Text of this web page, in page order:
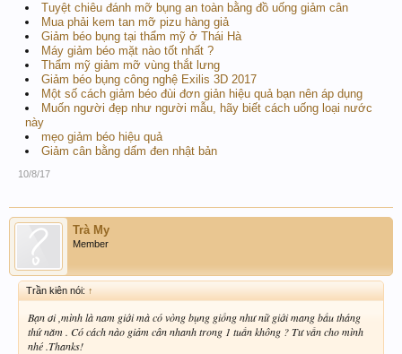
Tuyệt chiêu đánh mỡ bụng an toàn bằng đồ uống giảm cân
Mua phải kem tan mỡ pizu hàng giả
Giảm béo bụng tại thẩm mỹ ở Thái Hà
Máy giảm béo mặt nào tốt nhất ?
Thẩm mỹ giảm mỡ vùng thắt lưng
Giảm béo bụng công nghệ Exilis 3D 2017
Một số cách giảm béo đùi đơn giản hiệu quả bạn nên áp dụng
Muốn người đẹp như người mẫu, hãy biết cách uống loại nước
này
mẹo giảm béo hiệu quả
Giảm cân bằng dấm đen nhật bản
10/8/17
Trà My
Member
Trần kiên nói: ↑
Bạn ơi ,mình là nam giới mà có vòng bụng giống như nữ giới mang bầu tháng
thứ năm . Có cách nào giảm cân nhanh trong 1 tuần không ? Tư vấn cho mình
nhé .Thanks!